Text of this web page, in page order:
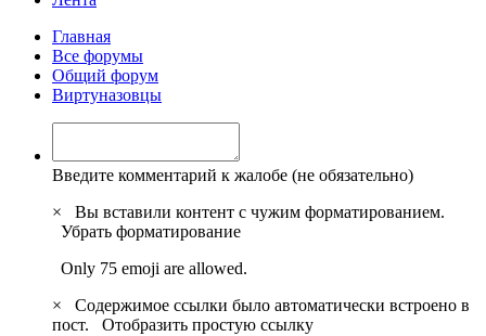
Главная
Все форумы
Общий форум
Виртуназовцы
Введите комментарий к жалобе (не обязательно)
×
Вы вставили контент с чужим форматированием.
Убрать форматирование
Only 75 emoji are allowed.
×
Содержимое ссылки было автоматически встроено в
пост. Отобразить простую ссылку